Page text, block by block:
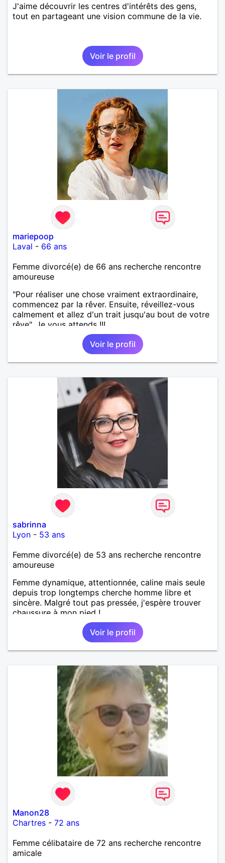
J'aime découvrir les centres d'intérêts des gens,
tout en partageant une vision commune de la vie.
Voir le profil
mariepoop
Laval - 66 ans
Femme divorcé(e) de 66 ans recherche rencontre
amoureuse
"Pour réaliser une chose vraiment extraordinaire,
commencez par la rêver. Ensuite, réveillez-vous
calmement et allez d'un trait jusqu'au bout de votre
rêve". Je vous attends !!!
Voir le profil
sabrinna
Lyon - 53 ans
Femme divorcé(e) de 53 ans recherche rencontre
amoureuse
Femme dynamique, attentionnée, caline mais seule
depuis trop longtemps cherche homme libre et
sincère. Malgré tout pas pressée, j'espère trouver
chaussure à mon pied !
Voir le profil
Manon28
Chartres - 72 ans
Femme célibataire de 72 ans recherche rencontre
amicale